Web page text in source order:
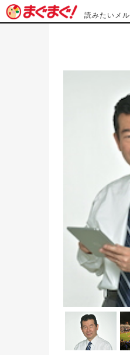
読みたいメ